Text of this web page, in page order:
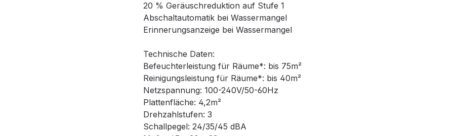
20 % Geräuschreduktion auf Stufe 1
Abschaltautomatik bei Wassermangel
Erinnerungsanzeige bei Wassermangel
Technische Daten:
Befeuchterleistung für Räume*: bis 75m²
Reinigungsleistung für Räume*: bis 40m²
Netzspannung: 100-240V/50-60Hz
Plattenfläche: 4,2m²
Drehzahlstufen: 3
Schallpegel: 24/35/45 dBA